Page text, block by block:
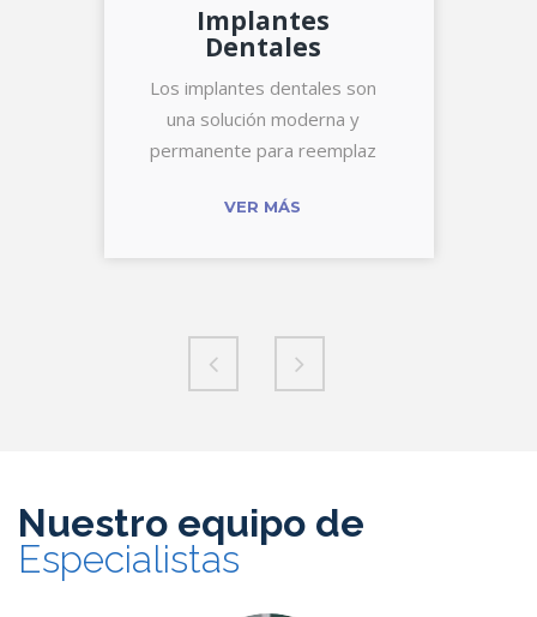
Implantes
Dentales
Los implantes dentales son
una solución moderna y
permanente para reemplaz
VER MÁS
Nuestro equipo de
Especialistas